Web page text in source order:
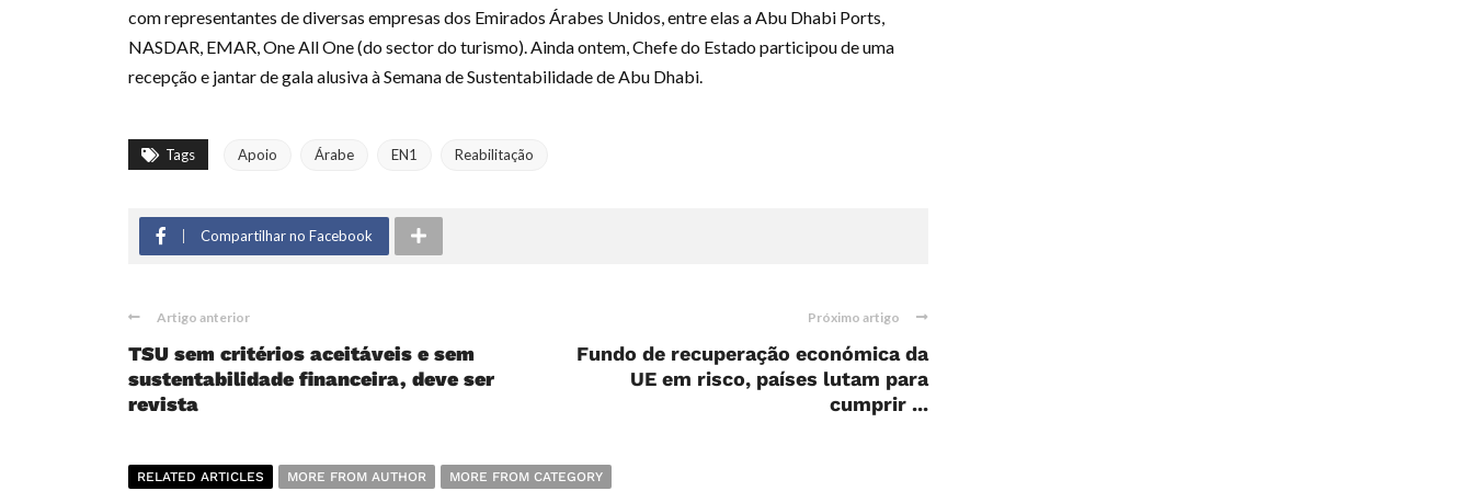
com representantes de diversas empresas dos Emirados Árabes Unidos, entre elas a Abu Dhabi Ports,
NASDAR, EMAR, One All One (do sector do turismo). Ainda ontem, Chefe do Estado participou de uma
recepção e jantar de gala alusiva à Semana de Sustentabilidade de Abu Dhabi.
Tags Apoio Árabe EN1 Reabilitação
Compartilhar no Facebook
Artigo anterior
TSU sem critérios aceitáveis e sem
sustentabilidade financeira, deve ser
revista
Próximo artigo
Fundo de recuperação económica da
UE em risco, países lutam para
cumprir ...
RELATED ARTICLES MORE FROM AUTHOR MORE FROM CATEGORY